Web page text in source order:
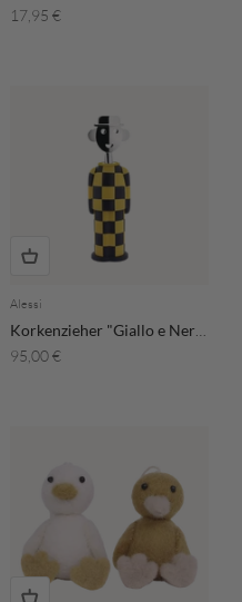
Angebot
17,95 €
Alessi
Angebot
95,00 €